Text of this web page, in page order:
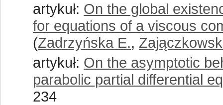
artykuł: On the global
for equations of a viscous
(Zadrzyńska E.,
artykuł: On the asymptotic
parabolic partial differential
234